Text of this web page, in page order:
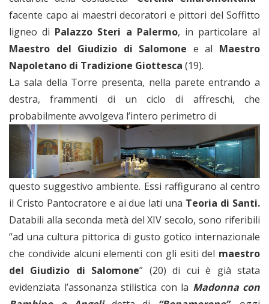
facente capo ai maestri decoratori e pittori del Soffitto
ligneo di Palazzo Steri a Palermo, in particolare al
Maestro del Giudizio di Salomone e al Maestro
Napoletano di Tradizione Giottesca (19).
La sala della Torre presenta, nella parete entrando a
destra, frammenti di un ciclo di affreschi, che
probabilmente avvolgeva l’intero perimetro di
questo suggestivo ambiente. Essi raffigurano al centro
il Cristo Pantocratore e ai due lati una Teoria di Santi.
Databili alla seconda metà del XIV secolo, sono riferibili
“ad una cultura pittorica di gusto gotico internazionale
che condivide alcuni elementi con gli esiti del maestro
del Giudizio di Salomone” (20) di cui è già stata
evidenziata l’assonanza stilistica con la Madonna con